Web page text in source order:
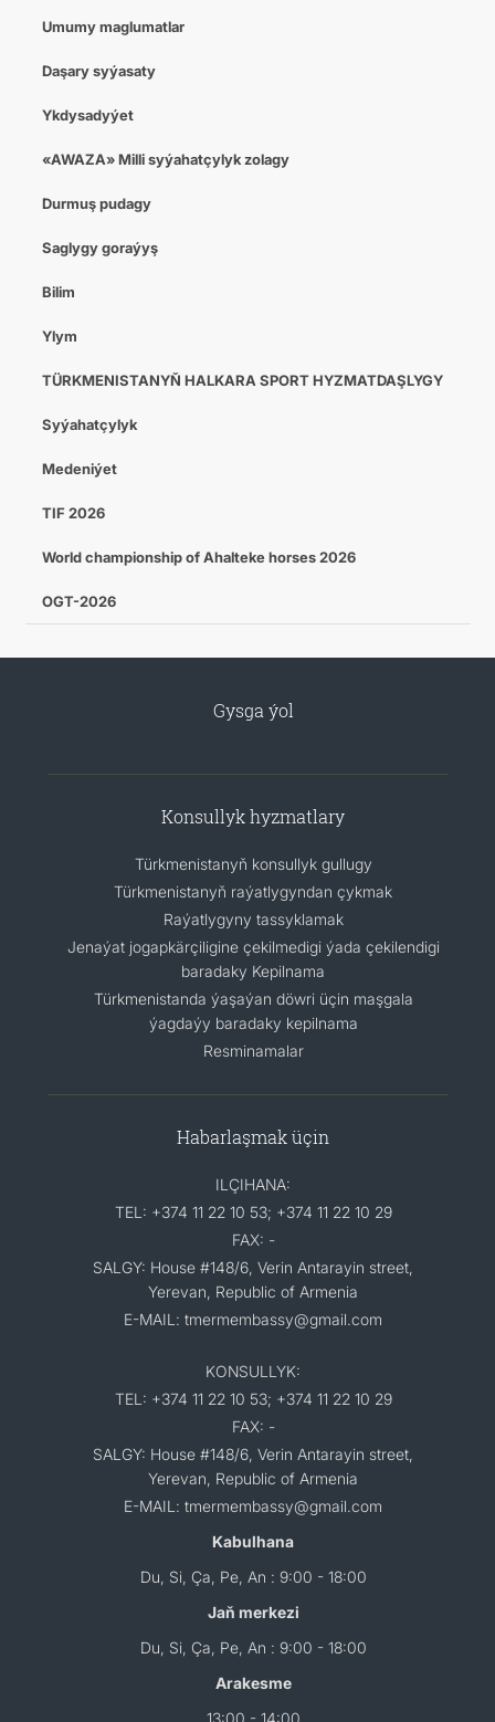
Umumy maglumatlar
Daşary syýasaty
Ykdysadyýet
«AWAZA» Milli syýahatçylyk zolagy
Durmuş pudagy
Saglygy goraýyş
Bilim
Ylym
TÜRKMENISTANYŇ HALKARA SPORT HYZMATDAŞLYGY
Syýahatçylyk
Medeniýet
TIF 2026
World championship of Ahalteke horses 2026
OGT-2026
Gysga ýol
Konsullyk hyzmatlary
Türkmenistanyň konsullyk gullugy
Türkmenistanyň raýatlygyndan çykmak
Raýatlygyny tassyklamak
Jenaýat jogapkärçiligine çekilmedigi ýada çekilendigi
baradaky Kepilnama
Türkmenistanda ýaşaýan döwri üçin maşgala
ýagdaýy baradaky kepilnama
Resminamalar
Habarlaşmak üçin
ILÇIHANA:
TEL: +374 11 22 10 53; +374 11 22 10 29
FAX: -
SALGY: House #148/6, Verin Antarayin street,
Yerevan, Republic of Armenia
E-MAIL: tmermembassy@gmail.com
KONSULLYK:
TEL: +374 11 22 10 53; +374 11 22 10 29
FAX: -
SALGY: House #148/6, Verin Antarayin street,
Yerevan, Republic of Armenia
E-MAIL: tmermembassy@gmail.com
Kabulhana
Du, Si, Ça, Pe, An : 9:00 - 18:00
Jaň merkezi
Du, Si, Ça, Pe, An : 9:00 - 18:00
Arakesme
13:00 - 14:00